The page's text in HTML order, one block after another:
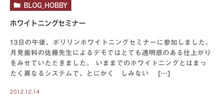
BLOG_HOBBY
ホワイトニングセミナー
13日の午後、ポリリンホワイトニングセミナーに参加しました。
月見歯科の佐藤先生によるデモではとても透明感のある仕上がり
をみせていただきました。 いままでのホワイトニングとはまっ
たく異なるシステムで、とにかく しみない […]
2012.12.14